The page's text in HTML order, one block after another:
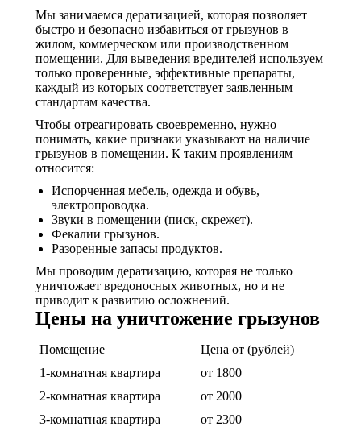
Мы занимаемся дератизацией, которая позволяет
быстро и безопасно избавиться от грызунов в
жилом, коммерческом или производственном
помещении. Для выведения вредителей используем
только проверенные, эффективные препараты,
каждый из которых соответствует заявленным
стандартам качества.
Чтобы отреагировать своевременно, нужно
понимать, какие признаки указывают на наличие
грызунов в помещении. К таким проявлениям
относится:
Испорченная мебель, одежда и обувь,
электропроводка.
Звуки в помещении (писк, скрежет).
Фекалии грызунов.
Разоренные запасы продуктов.
Мы проводим дератизацию, которая не только
уничтожает вредоносных животных, но и не
приводит к развитию осложнений.
Цены на уничтожение грызунов
Помещение
Цена от (рублей)
1-комнатная квартира
от 1800
2-комнатная квартира
от 2000
3-комнатная квартира
от 2300